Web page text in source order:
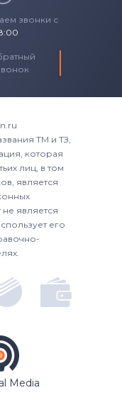
звонки с
ТМ и ТЗ,
которая
лиц, в том
является
является
его
Media